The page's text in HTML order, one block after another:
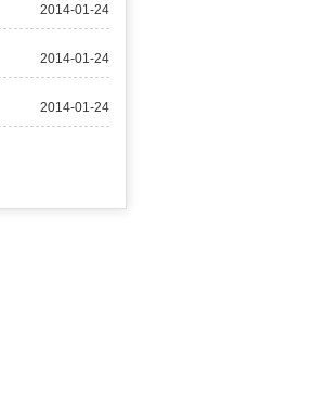
2014-01-24
2014-01-24
2014-01-24